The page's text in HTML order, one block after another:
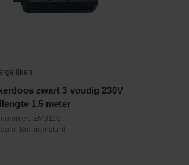
zwart 3 voudig 230V
1.5 meter
EM3110
Brennenstuhl